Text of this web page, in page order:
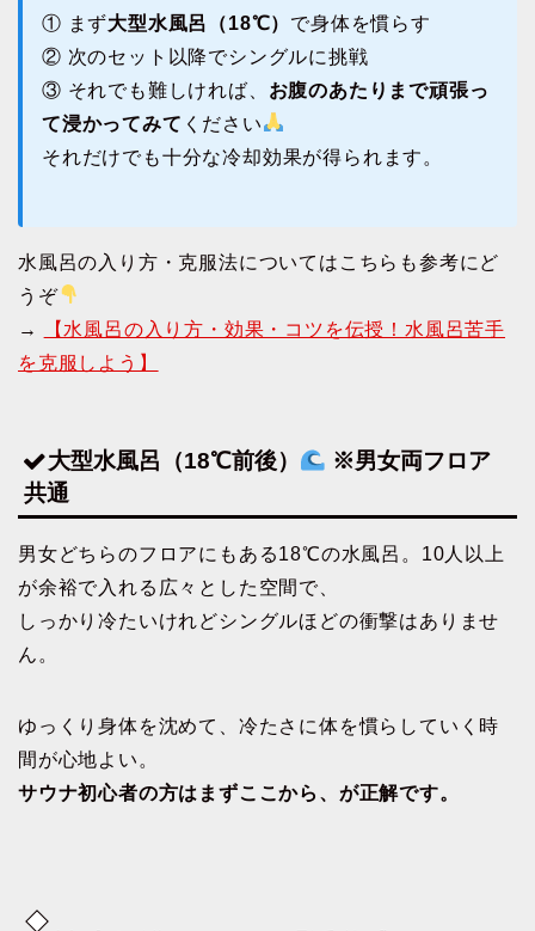
① まず大型水風呂（18℃） で身体を慣らす
② 次のセット以降でシングルに挑戦
③ それでも難しければ、 お腹のあたりまで頑張っ
て浸かってみて ください
それだけでも十分な冷却効果が得られます。
水風呂の入り方・克服法についてはこちらも参考にど
うぞ
→
【水風呂の入り方・効果・コツを伝授！水風呂苦手
を克服しよう】
大型水風呂（18℃前後）
※男女両フロア
共通
男女どちらのフロアにもある18℃の水風呂。10人以上
が余裕で入れる広々とした空間で、
しっかり冷たいけれどシングルほどの衝撃はありませ
ん。
ゆっくり身体を沈めて、冷たさに体を慣らしていく時
間が心地よい。
サウナ初心者の方はまずここから、が正解です。